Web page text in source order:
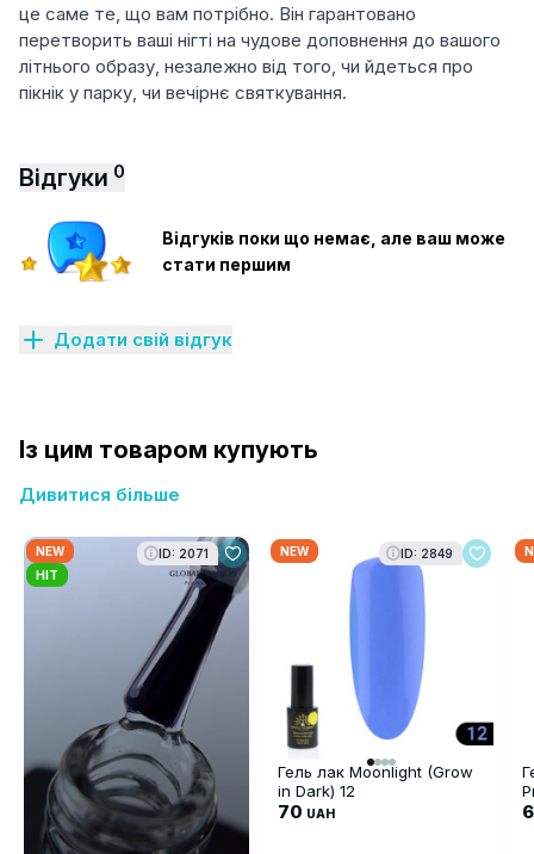
це саме те, що вам потрібно. Він гарантовано
перетворить ваші нігті на чудове доповнення до вашого
літнього образу, незалежно від того, чи йдеться про
пікнік у парку, чи вечірнє святкування.
Відгуки 0
Відгуків поки що немає, але ваш може
стати першим
Додати свій відгук
Із цим товаром купують
Дивитися більше
NEW
HIT
ID: 2071 NEW ID: 2849
Гель лак Moonlight (Grow
in Dark) 12
70 UAH